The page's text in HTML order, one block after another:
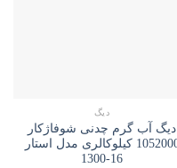
دیگ
دیگ آب گرم چدنی شوفاژکار
1052000 کیلوکالری مدل استار
16-1300